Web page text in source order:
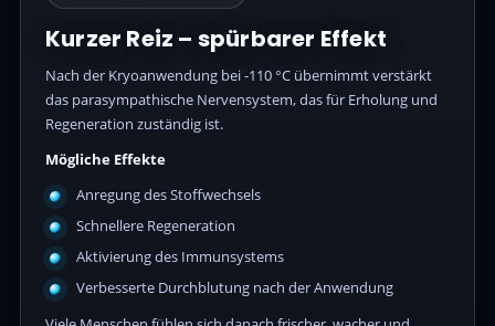
Kurzer Reiz – spürbarer Effekt
Nach der Kryoanwendung bei -110 °C übernimmt verstärkt
das parasympathische Nervensystem, das für Erholung und
Regeneration zuständig ist.
Mögliche Effekte
Anregung des Stoffwechsels
Schnellere Regeneration
Aktivierung des Immunsystems
Verbesserte Durchblutung nach der Anwendung